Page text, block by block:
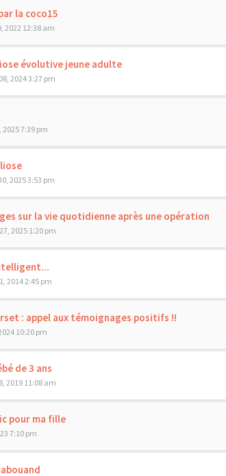
la coco15
2022 12:38 am
évolutive jeune adulte
2024 3:27 pm
2025 7:39 pm
2025 3:53 pm
sur la vie quotidienne après une opération
2025 1:20 pm
2014 2:45 pm
: appel aux témoignages positifs !!
10:20 pm
de 3 ans
2019 11:08 am
pour ma fille
7:10 pm